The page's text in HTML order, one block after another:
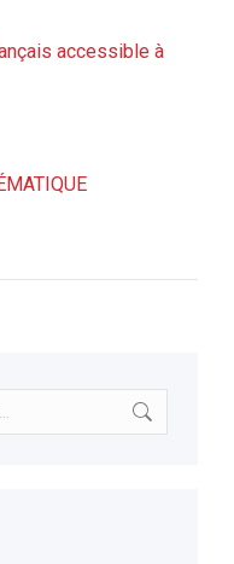
accessible à